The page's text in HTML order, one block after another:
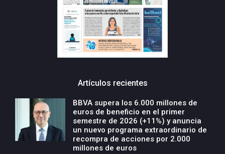
Artículos recientes
BBVA supera los 6.000 millones de
euros de beneficio en el primer
semestre de 2026 (+11%) y anuncia
un nuevo programa extraordinario de
recompra de acciones por 2.000
millones de euros